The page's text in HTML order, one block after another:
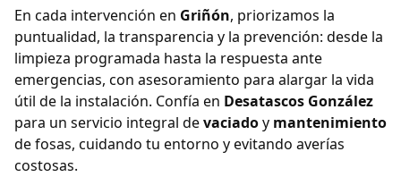
En cada intervención en Griñón, priorizamos la
puntualidad, la transparencia y la prevención: desde la
limpieza programada hasta la respuesta ante
emergencias, con asesoramiento para alargar la vida
útil de la instalación. Confía en Desatascos González
para un servicio integral devaciadoy mantenimiento
de fosas, cuidando tu entorno y evitando averías
costosas.